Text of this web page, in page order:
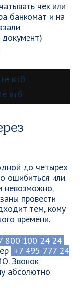
чек или
банкомат и на
документ)
до четырех
ошибиться или
невозможно,
провести
тем, кому
времени.
800 100 24 24
+7 495 777 24
Звонок
абсолютно